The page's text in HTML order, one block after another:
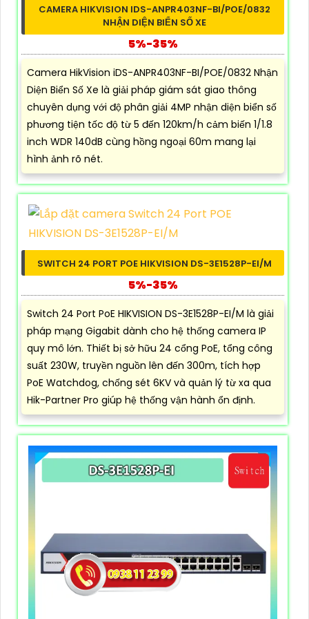
CAMERA HIKVISION IDS-ANPR403NF-BI/POE/0832
NHẬN DIỆN BIỂN SỐ XE
5%-35%
Camera HikVision iDS-ANPR403NF-BI/POE/0832 Nhận
Diện Biển Số Xe là giải pháp giám sát giao thông
chuyên dụng với độ phân giải 4MP nhận diện biển số
phương tiện tốc độ từ 5 đến 120km/h cảm biến 1/1.8
inch WDR 140dB cùng hồng ngoại 60m mang lại
hình ảnh rõ nét.
SWITCH 24 PORT POE HIKVISION DS-3E1528P-EI/M
5%-35%
Switch 24 Port PoE HIKVISION DS-3E1528P-EI/M là giải
pháp mạng Gigabit dành cho hệ thống camera IP
quy mô lớn. Thiết bị sở hữu 24 cổng PoE, tổng công
suất 230W, truyền nguồn lên đến 300m, tích hợp
PoE Watchdog, chống sét 6KV và quản lý từ xa qua
Hik-Partner Pro giúp hệ thống vận hành ổn định.